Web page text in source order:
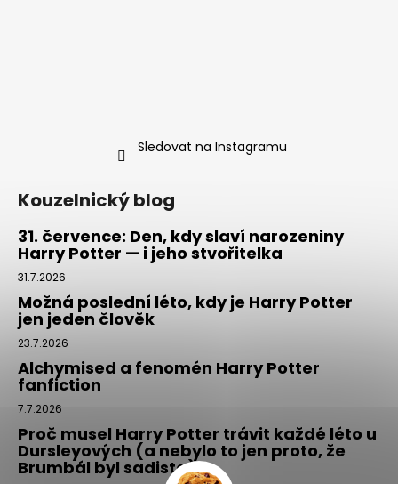
Sledovat na Instagramu
Kouzelnický blog
31. července: Den, kdy slaví narozeniny
Harry Potter — i jeho stvořitelka
31.7.2026
Možná poslední léto, kdy je Harry Potter
jen jeden člověk
23.7.2026
Alchymised a fenomén Harry Potter
fanfiction
7.7.2026
Proč musel Harry Potter trávit každé léto u
Dursleyových (a nebylo to jen proto, že
Brumbál byl sadista)